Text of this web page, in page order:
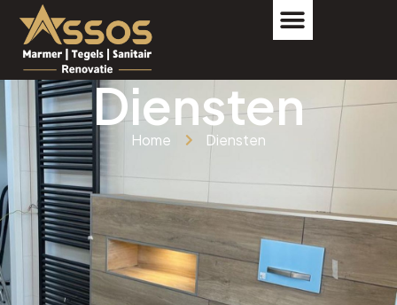
Diensten
Home Diensten